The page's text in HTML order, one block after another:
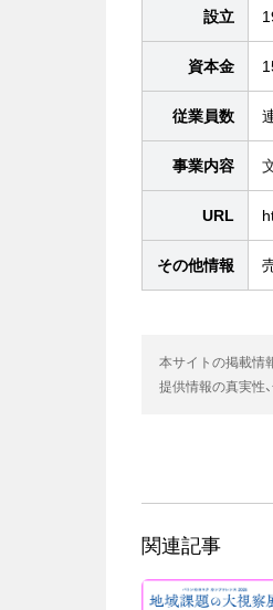
設立
資本金
従業員数
事業内容
URL
その他情報
本サイトの掲載情
提供情報の真実性
関連記事